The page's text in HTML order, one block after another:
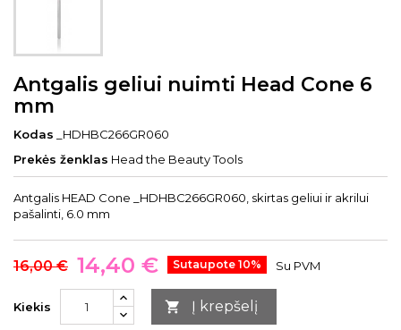
Antgalis geliui nuimti Head Cone 6
mm
Kodas
_HDHBC266GR060
Prekės ženklas Head the Beauty Tools
Antgalis HEAD Cone _HDHBC266GR060, skirtas geliui ir akrilui
pašalinti, 6.0 mm
16,00 € 14,40 € Sutaupote 10% Su PVM
Kiekis  Į krepšelį